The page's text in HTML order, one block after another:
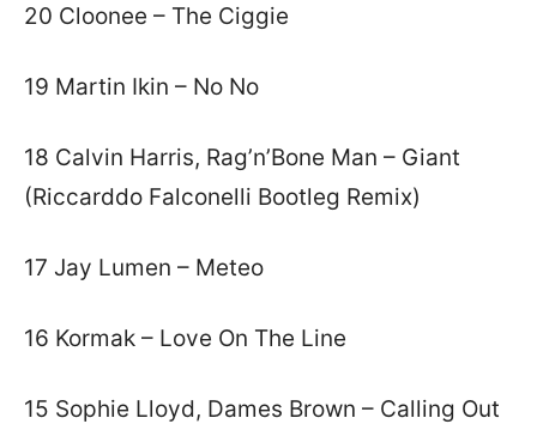
20 Cloonee – The Ciggie
19 Martin Ikin – No No
18 Calvin Harris, Rag’n’Bone Man – Giant
(Riccarddo Falconelli Bootleg Remix)
17 Jay Lumen – Meteo
16 Kormak – Love On The Line
15 Sophie Lloyd, Dames Brown – Calling Out